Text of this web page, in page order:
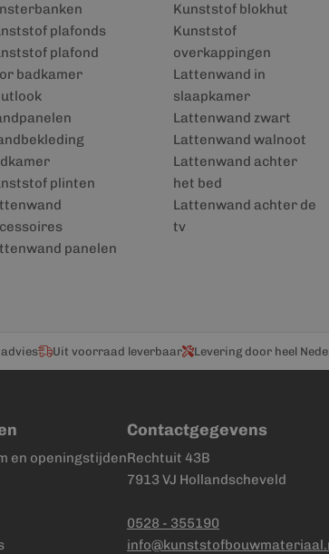
plafonds
plafond
badkamer
plinten
panelen
Kunststof blokhut
Kunststof
overkappingen
Lattenwand in
slaapkamer
Lattenwand zwart
Lattenwand walnoot
Lattenwand achter
het bed
Lattenwand achter de
tv
Uit voorraad leverbaar Levering door heel
en openingstijden
Contactgegevens
Rechtuit 43B
7913 VJ Hollandscheveld
0528 - 355190